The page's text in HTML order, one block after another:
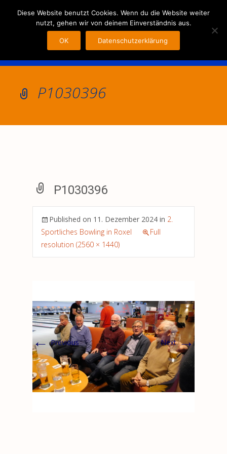
P1030396
P1030396
Published on 11. Dezember 2024 in 2.
Sportliches Bowling in Roxel
Full
resolution (2560 × 1440)
←Previous Next→
MENU
Diese Website benutzt Cookies. Wenn du die Website weiter
nutzt, gehen wir von deinem Einverständnis aus.
OK Datenschutzerklärung